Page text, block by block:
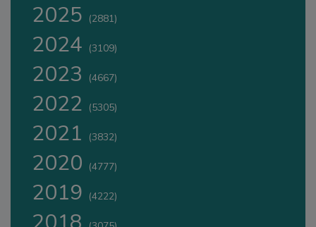
2025 (2881)
2024 (3109)
2023 (4667)
2022 (5305)
2021 (3832)
2020 (4777)
2019 (4222)